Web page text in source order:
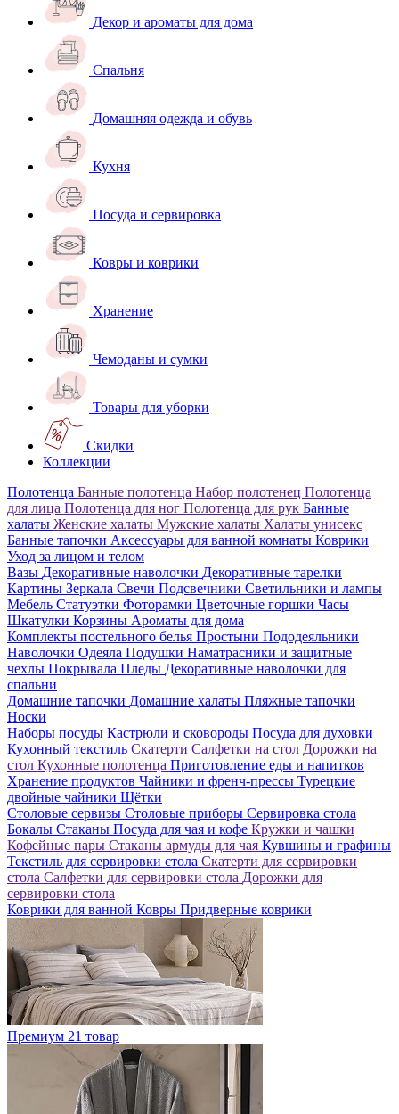
Декор и ароматы для дома
Спальня
Домашняя одежда и обувь
Кухня
Посуда и сервировка
Ковры и коврики
Хранение
Чемоданы и сумки
Товары для уборки
Скидки
Коллекции
Полотенца Банные полотенца Набор полотенец Полотенца
для лица Полотенца для ног Полотенца для рук Банные
халаты Женские халаты Мужские халаты Халаты унисекс
Банные тапочки Аксессуары для ванной комнаты Коврики
Уход за лицом и телом
Вазы Декоративные наволочки Декоративные тарелки
Картины Зеркала Свечи Подсвечники Светильники и лампы
Мебель Статуэтки Фоторамки Цветочные горшки Часы
Шкатулки Корзины Ароматы для дома
Комплекты постельного белья Простыни Пододеяльники
Наволочки Одеяла Подушки Наматрасники и защитные
чехлы Покрывала Пледы Декоративные наволочки для
спальни
Домашние тапочки Домашние халаты Пляжные тапочки
Носки
Наборы посуды Кастрюли и сковороды Посуда для духовки
Кухонный текстиль Скатерти Салфетки на стол Дорожки на
стол Кухонные полотенца Приготовление еды и напитков
Хранение продуктов Чайники и френч-прессы Турецкие
двойные чайники Щётки
Столовые сервизы Столовые приборы Сервировка стола
Бокалы Стаканы Посуда для чая и кофе Кружки и чашки
Кофейные пары Стаканы армуды для чая Кувшины и графины
Текстиль для сервировки стола Скатерти для сервировки
стола Салфетки для сервировки стола Дорожки для
сервировки стола
Коврики для ванной Ковры Придверные коврики
Премиум 21 товар